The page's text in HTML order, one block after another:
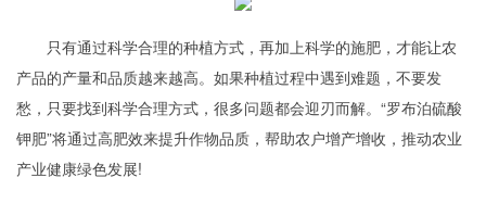
只有通过科学合理的种植方式，再加上科学的施肥，才能让农
产品的产量和品质越来越高。如果种植过程中遇到难题，不要发
愁，只要找到科学合理方式，很多问题都会迎刃而解。“罗布泊硫酸
钾肥”将通过高肥效来提升作物品质，帮助农户增产增收，推动农业
产业健康绿色发展!